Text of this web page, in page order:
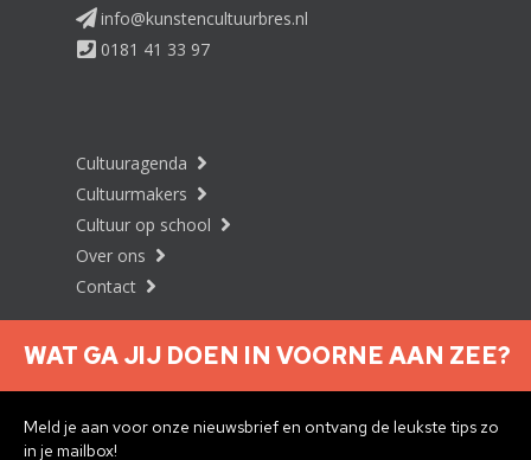
info@kunstencultuurbres.nl
0181 41 33 97
Cultuuragenda
Cultuurmakers
Cultuur op school
Over ons
Contact
Nieuwsbrief aanmelden
WAT GA JIJ DOEN IN VOORNE AAN ZEE?
Meld je aan voor onze nieuwsbrief en ontvang de leukste tips zo
in je mailbox!